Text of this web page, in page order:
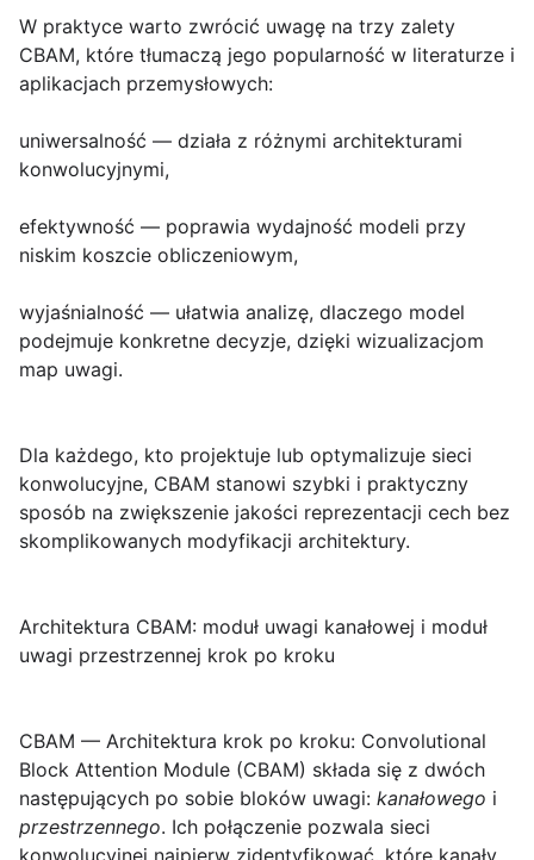
W praktyce warto zwrócić uwagę na trzy zalety
CBAM, które tłumaczą jego popularność w literaturze i
aplikacjach przemysłowych:
uniwersalność — działa z różnymi architekturami
konwolucyjnymi,
efektywność — poprawia wydajność modeli przy
niskim koszcie obliczeniowym,
wyjaśnialność — ułatwia analizę, dlaczego model
podejmuje konkretne decyzje, dzięki wizualizacjom
map uwagi.
Dla każdego, kto projektuje lub optymalizuje sieci
konwolucyjne, CBAM stanowi szybki i praktyczny
sposób na zwiększenie jakości reprezentacji cech bez
skomplikowanych modyfikacji architektury.
Architektura CBAM: moduł uwagi kanałowej i moduł
uwagi przestrzennej krok po kroku
CBAM — Architektura krok po kroku: Convolutional
Block Attention Module (CBAM) składa się z dwóch
następujących po sobie bloków uwagi: kanałowego i
przestrzennego. Ich połączenie pozwala sieci
konwolucyjnej najpierw zidentyfikować, które kanały